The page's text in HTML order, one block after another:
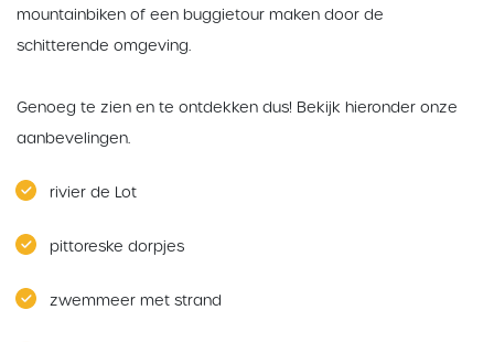
mountainbiken of een buggietour maken door de
schitterende omgeving.
Genoeg te zien en te ontdekken dus! Bekijk hieronder onze
aanbevelingen.
rivier de Lot
pittoreske dorpjes
zwemmeer met strand